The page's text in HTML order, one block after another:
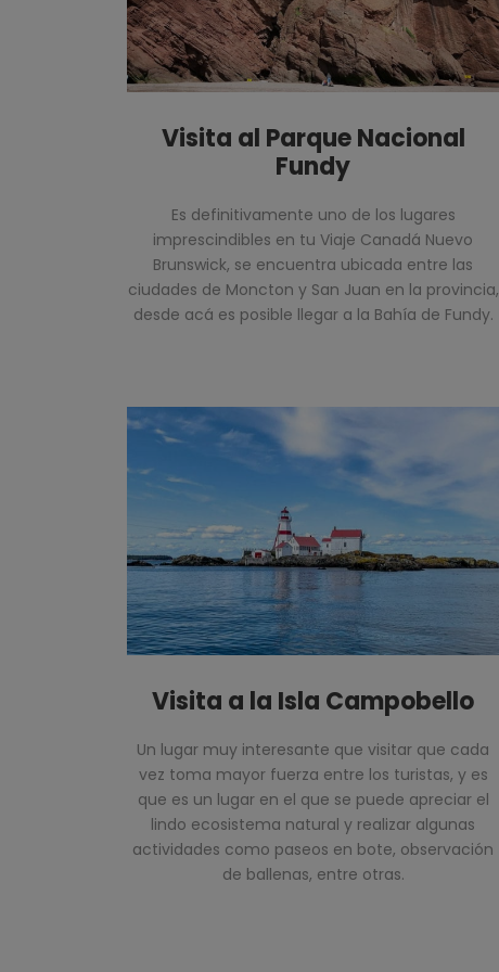
Visita al Parque Nacional
Fundy
Es definitivamente uno de los lugares
imprescindibles en tu Viaje Canadá Nuevo
Brunswick, se encuentra ubicada entre las
ciudades de Moncton y San Juan en la provincia,
desde acá es posible llegar a la Bahía de Fundy.
Visita a la Isla Campobello
Un lugar muy interesante que visitar que cada
vez toma mayor fuerza entre los turistas, y es
que es un lugar en el que se puede apreciar el
lindo ecosistema natural y realizar algunas
actividades como paseos en bote, observación
de ballenas, entre otras.